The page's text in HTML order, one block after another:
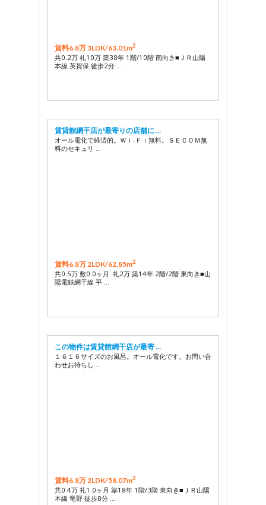
賃料6.8万 3LDK/63.01m2
共0.2万 礼10万 築38年 1階/10階 南向き■ＪＲ山陽
本線 英賀保 徒歩2分 …
賃貸館網干店が最寄りの店舗に …
オール電化で経済的。Ｗｉ-Ｆｉ無料。ＳＥＣＯＭ無
料のセキュリ …
賃料6.8万 2LDK/62.85m2
共0.5万 敷0.0ヶ月 礼2万 築14年 2階/2階 東向き■山
陽電鉄網干線 平 …
この物件は賃貸館網干店が最寄 …
１６１６サイズのお風呂。オール電化です。お問い合
わせお待ちし …
賃料6.8万 2LDK/58.07m2
共0.4万 礼1.0ヶ月 築18年 1階/3階 東向き■ＪＲ山陽
本線 竜野 徒歩8分 …